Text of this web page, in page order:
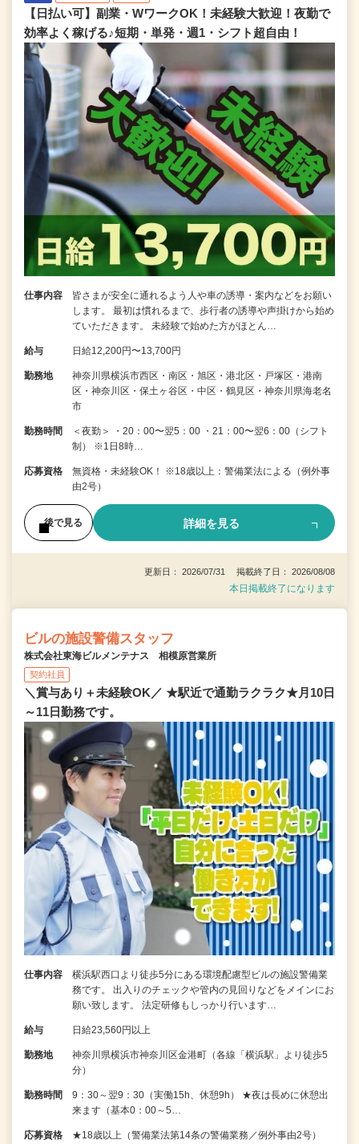
【日払い可】副業・WワークOK！未経験大歓迎！夜勤で
効率よく稼げる♪短期・単発・週1・シフト超自由！
仕事内容
皆さまが安全に通れるよう人や車の誘導・案内などをお願い
します。 最初は慣れるまで、歩行者の誘導や声掛けから始め
ていただきます。 未経験で始めた方がほとん…
給与 日給12,200円〜13,700円
勤務地
神奈川県横浜市西区・南区・旭区・港北区・戸塚区・港南
区・神奈川区・保土ヶ谷区・中区・鶴見区・神奈川県海老名
市
勤務時間
＜夜勤＞ ・20：00〜翌5：00 ・21：00〜翌6：00（シフト
制） ※1日8時…
応募資格
無資格・未経験OK！ ※18歳以上：警備業法による（例外事
由2号）
後で見る 詳細を見る
更新日： 2026/07/31 掲載終了日： 2026/08/08
本日掲載終了になります
ビルの施設警備スタッフ
株式会社東海ビルメンテナス 相模原営業所
契約社員
＼賞与あり＋未経験OK／ ★駅近で通勤ラクラク★月10日
～11日勤務です。
仕事内容
横浜駅西口より徒歩5分にある環境配慮型ビルの施設警備業
務です。 出入りのチェックや管内の見回りなどをメインにお
願い致します。 法定研修もしっかり行います…
給与 日給23,560円以上
勤務地
神奈川県横浜市神奈川区金港町（各線「横浜駅」より徒歩5
分）
勤務時間
9：30～翌9：30（実働15h、休憩9h） ★夜は長めに休憩出
来ます（基本0：00～5…
応募資格
★18歳以上（警備業法第14条の警備業務／例外事由2号）